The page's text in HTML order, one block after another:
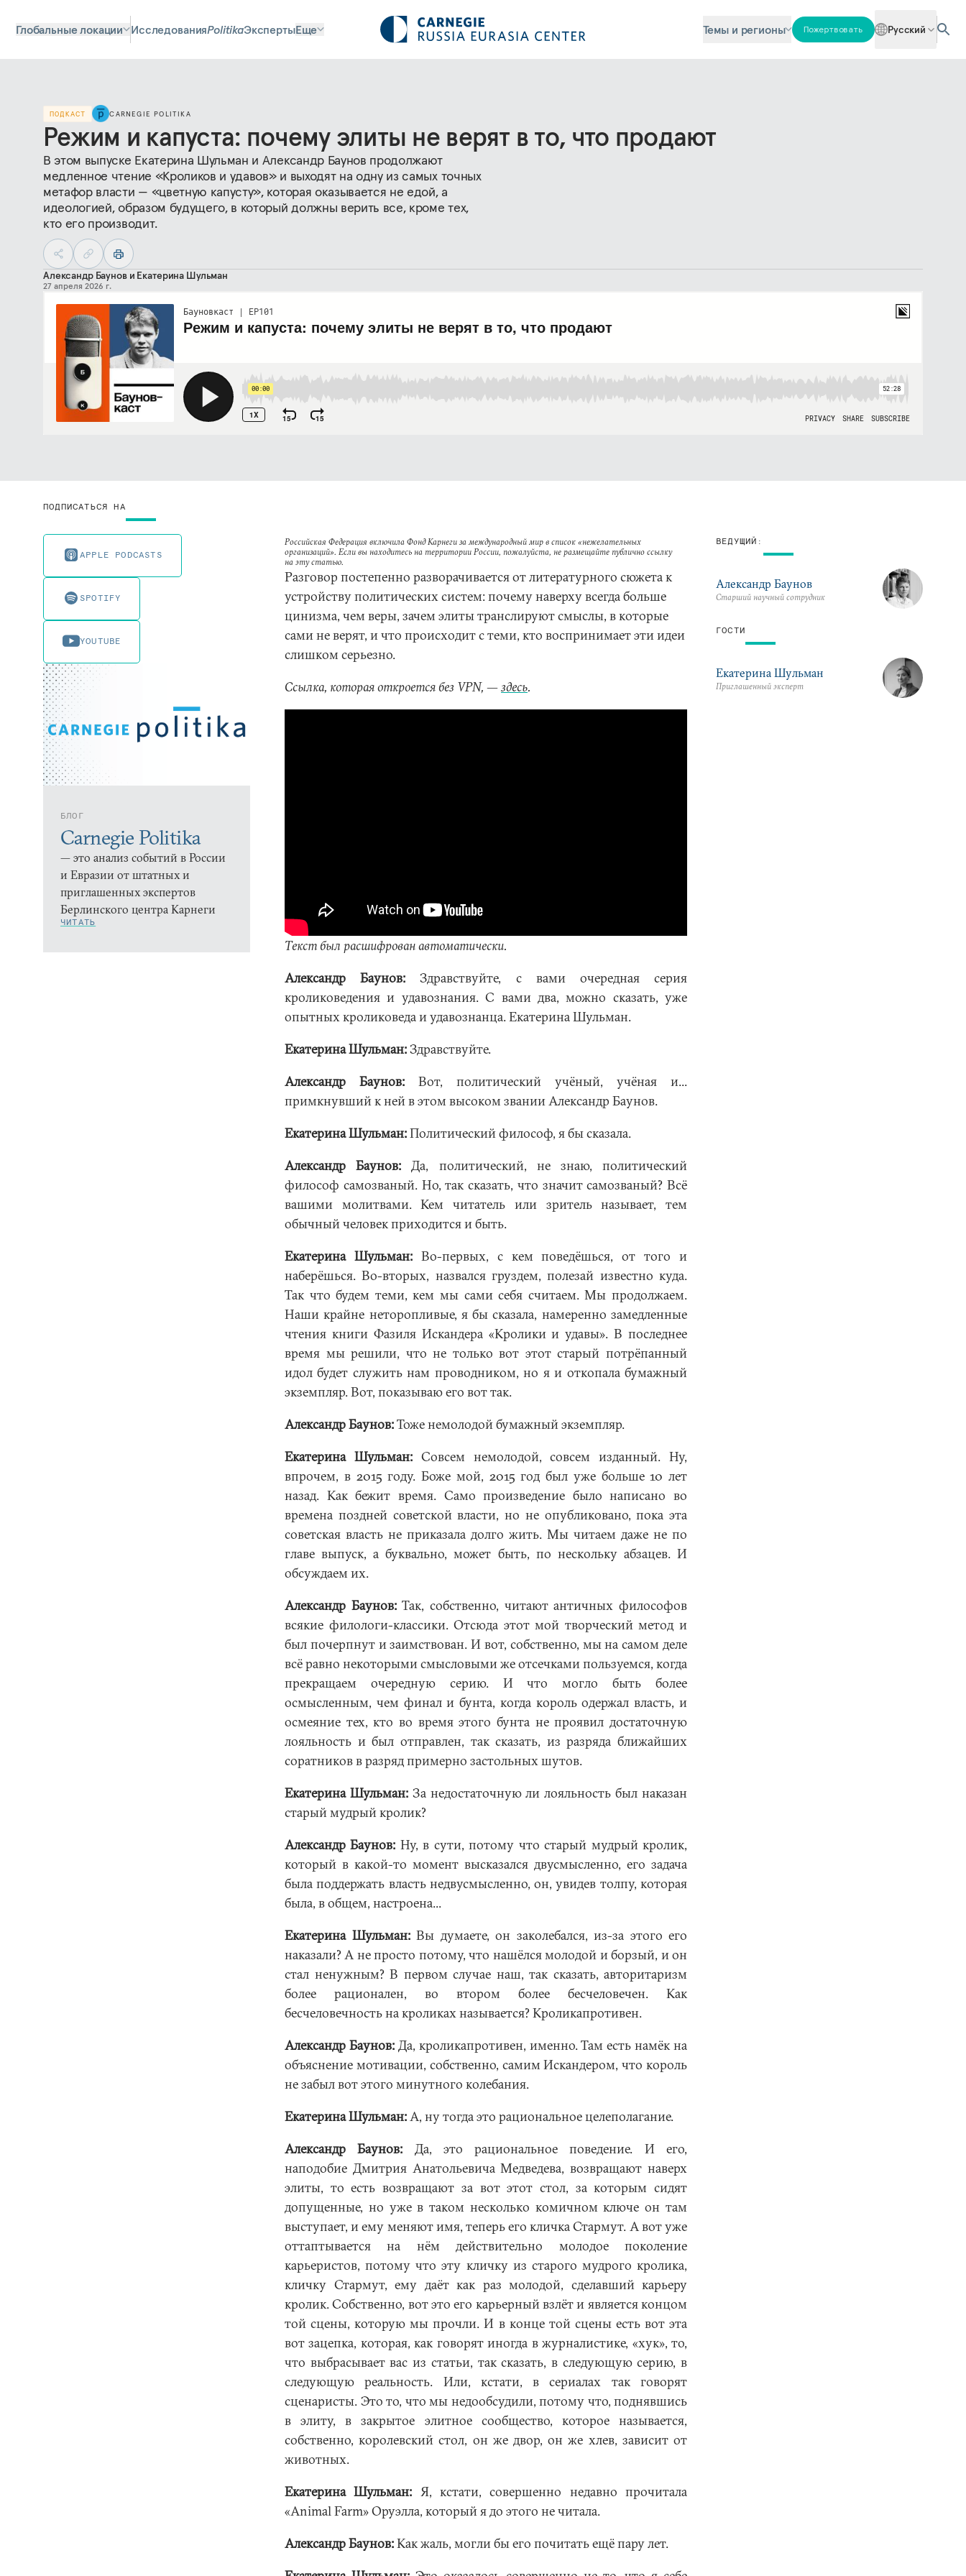
Глобальные локации ИсследованияPolitikaЭкспертыЕще Темы и регионы Пожертвовать Русский
ПОДКАСТ CARNEGIE POLITIKA
Режим и капуста: почему элиты не верят в то, что продают
В этом выпуске Екатерина Шульман и Александр Баунов продолжают
медленное чтение «Кроликов и удавов» и выходят на одну из самых точных
метафор власти — «цветную капусту», которая оказывается не едой, а
идеологией, образом будущего, в который должны верить все, кроме тех,
кто его производит.
Александр Баунови Екатерина Шульман
27 апреля 2026 г.
ПОДПИСАТЬСЯ НА
APPLE PODCASTS
SPOTIFY
YOUTUBE
БЛОГ
Carnegie Politika
— это анализ событий в России
и Евразии от штатных и
приглашенных экспертов
Берлинского центра Карнеги
ЧИТАТЬ
Российская Федерация включила Фонд Карнеги за международный мир в список «нежелательных
организаций». Если вы находитесь на территории России, пожалуйста, не размещайте публично ссылку
на эту статью.
Разговор постепенно разворачивается от литературного сюжета к
устройству политических систем: почему наверху всегда больше
цинизма, чем веры, зачем элиты транслируют смыслы, в которые
сами не верят, и что происходит с теми, кто воспринимает эти идеи
слишком серьезно.
Ссылка, которая откроется без VPN, —здесь.
Текст был расшифрован автоматически.
Александр Баунов: Здравствуйте, с вами очередная серия
кроликоведения и удавознания. С вами два, можно сказать, уже
опытных кроликоведа и удавознанца. Екатерина Шульман.
Екатерина Шульман:Здравствуйте.
Александр Баунов: Вот, политический учёный, учёная и...
примкнувший к ней в этом высоком звании Александр Баунов.
Екатерина Шульман:Политический философ, я бы сказала.
Александр Баунов: Да, политический, не знаю, политический
философ самозваный. Но, так сказать, что значит самозваный? Всё
вашими молитвами. Кем читатель или зритель называет, тем
обычный человек приходится и быть.
Екатерина Шульман:Во-первых, с кем поведёшься, от того и
наберёшься. Во-вторых, назвался груздем, полезай известно куда.
Так что будем теми, кем мы сами себя считаем. Мы продолжаем.
Наши крайне неторопливые, я бы сказала, намеренно замедленные
чтения книги Фазиля Искандера «Кролики и удавы». В последнее
время мы решили, что не только вот этот старый потрёпанный
идол будет служить нам проводником, но я и откопала бумажный
экземпляр. Вот, показываю его вот так.
Александр Баунов:Тоже немолодой бумажный экземпляр.
Екатерина Шульман:Совсем немолодой, совсем изданный. Ну,
впрочем, в 2015 году. Боже мой, 2015 год был уже больше 10 лет
назад. Как бежит время. Само произведение было написано во
времена поздней советской власти, но не опубликовано, пока эта
советская власть не приказала долго жить. Мы читаем даже не по
главе выпуск, а буквально, может быть, по нескольку абзацев. И
обсуждаем их.
Александр Баунов:Так, собственно, читают античных философов
всякие филологи-классики. Отсюда этот мой творческий метод и
был почерпнут и заимствован. И вот, собственно, мы на самом деле
всё равно некоторыми смысловыми же отсечками пользуемся, когда
прекращаем очередную серию. И что могло быть более
осмысленным, чем финал и бунта, когда король одержал власть, и
осмеяние тех, кто во время этого бунта не проявил достаточную
лояльность и был отправлен, так сказать, из разряда ближайших
соратников в разряд примерно застольных шутов.
Екатерина Шульман:За недостаточную ли лояльность был наказан
старый мудрый кролик?
Александр Баунов: Ну, в сути, потому что старый мудрый кролик,
который в какой-то момент высказался двусмысленно, его задача
была поддержать власть недвусмысленно, он, увидев толпу, которая
была, в общем, настроена...
Екатерина Шульман:Вы думаете, он заколебался, из-за этого его
наказали? А не просто потому, что нашёлся молодой и борзый, и он
стал ненужным? В первом случае наш, так сказать, авторитаризм
более рационален, во втором более бесчеловечен. Как
бесчеловечность на кроликах называется? Кроликапротивен.
Александр Баунов:Да, кроликапротивен, именно. Там есть намёк на
объяснение мотивации, собственно, самим Искандером, что король
не забыл вот этого минутного колебания.
Екатерина Шульман:А, ну тогда это рациональное целеполагание.
Александр Баунов: Да, это рациональное поведение. И его,
наподобие Дмитрия Анатольевича Медведева, возвращают наверх
элиты, то есть возвращают за вот этот стол, за которым сидят
допущенные, но уже в таком несколько комичном ключе он там
выступает, и ему меняют имя, теперь его кличка Стармут. А вот уже
оттаптывается на нём действительно молодое поколение
карьеристов, потому что эту кличку из старого мудрого кролика,
кличку Стармут, ему даёт как раз молодой, сделавший карьеру
кролик. Собственно, вот это его карьерный взлёт и является концом
той сцены, которую мы прочли. И в конце той сцены есть вот эта
вот зацепка, которая, как говорят иногда в журналистике, «хук», то,
что выбрасывает вас из статьи, так сказать, в следующую серию, в
следующую реальность. Или, кстати, в сериалах так говорят
сценаристы. Это то, что мы недообсудили, потому что, поднявшись
в элиту, в закрытое элитное сообщество, которое называется,
собственно, королевский стол, он же двор, он же хлев, зависит от
животных.
Екатерина Шульман: Я, кстати, совершенно недавно прочитала
«Animal Farm» Оруэлла, который я до этого не читала.
Александр Баунов:Как жаль, могли бы его почитать ещё пару лет.
ВЕДУЩИЙ:
Александр Баунов
Старший научный сотрудник
ГОСТИ
Екатерина Шульман
Приглашенный эксперт